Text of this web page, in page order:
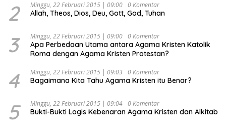
2 Minggu, 22 Februari 2015 | 09:00 0 Komentar
Allah, Theos, Dios, Deu, Gott, God, Tuhan
3 Minggu, 22 Februari 2015 | 09:00 0 Komentar
Apa Perbedaan Utama antara Agama Kristen Katolik
Roma dengan Agama Kristen Protestan?
4 Minggu, 22 Februari 2015 | 09:03 0 Komentar
Bagaimana Kita Tahu Agama Kristen itu Benar?
5 Minggu, 22 Februari 2015 | 09:04 0 Komentar
Bukti-Bukti Logis Kebenaran Agama Kristen dan Alkitab